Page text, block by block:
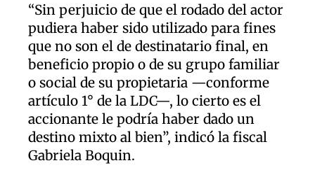
“Sin perjuicio de que el rodado del actor
pudiera haber sido utilizado para fines
que no son el de destinatario final, en
beneficio propio o de su grupo familiar
o social de su propietaria —conforme
artículo 1° de la LDC—, lo cierto es el
accionante le podría haber dado un
destino mixto al bien”, indicó la fiscal
Gabriela Boquin.